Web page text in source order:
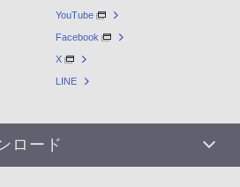
YouTube
Facebook
X
LINE
ロード